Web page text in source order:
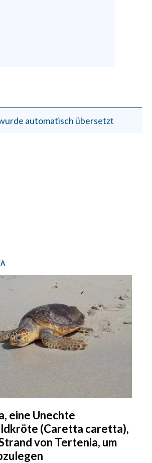
automatisch übersetzt
eine Unechte
(Caretta caretta),
von Tertenia, um